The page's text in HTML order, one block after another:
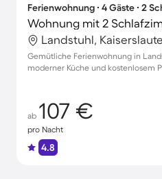
Ferienwohnung ∙ 4 Gäste ∙ 2
Wohnung mit 2
Landstuhl,
Gemütliche Ferienwohnung in
moderner Küche und kostenlosem
ab 107 €
pro Nacht
4.8